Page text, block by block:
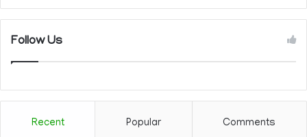
Follow Us
Recent Popular Comments